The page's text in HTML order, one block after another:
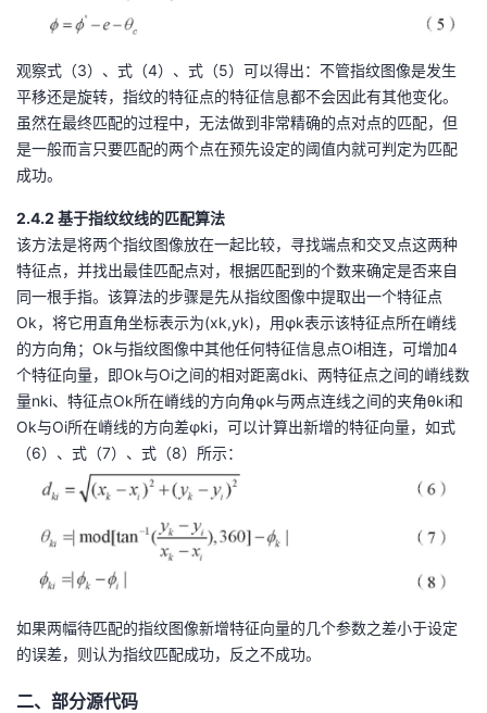
观察式（3）、式（4）、式（5）可以得出：不管指纹图像是发生
平移还是旋转，指纹的特征点的特征信息都不会因此有其他变化。
虽然在最终匹配的过程中，无法做到非常精确的点对点的匹配，但
是一般而言只要匹配的两个点在预先设定的阈值内就可判定为匹配
成功。
2.4.2 基于指纹纹线的匹配算法
该方法是将两个指纹图像放在一起比较，寻找端点和交叉点这两种
特征点，并找出最佳匹配点对，根据匹配到的个数来确定是否来自
同一根手指。该算法的步骤是先从指纹图像中提取出一个特征点
Ok，将它用直角坐标表示为(xk,yk)，用φk表示该特征点所在嵴线
的方向角；Ok与指纹图像中其他任何特征信息点Oi相连，可增加4
个特征向量，即Ok与Oi之间的相对距离dki、两特征点之间的嵴线数
量nki、特征点Ok所在嵴线的方向角φk与两点连线之间的夹角θki和
Ok与Oi所在嵴线的方向差φki，可以计算出新增的特征向量，如式
（6）、式（7）、式（8）所示：
如果两幅待匹配的指纹图像新增特征向量的几个参数之差小于设定
的误差，则认为指纹匹配成功，反之不成功。
二、部分源代码